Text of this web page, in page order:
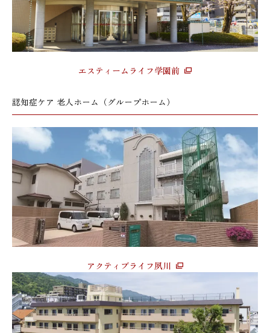
エスティームライフ学園前
認知症ケア 老人ホーム（グループホーム）
アクティブライフ夙川